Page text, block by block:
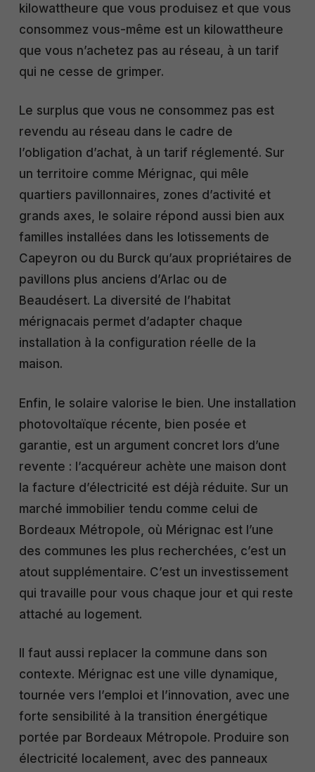
kilowattheure que vous produisez et que vous
consommez vous-même est un kilowattheure
que vous n’achetez pas au réseau, à un tarif
qui ne cesse de grimper.
Le surplus que vous ne consommez pas est
revendu au réseau dans le cadre de
l’obligation d’achat, à un tarif réglementé. Sur
un territoire comme Mérignac, qui mêle
quartiers pavillonnaires, zones d’activité et
grands axes, le solaire répond aussi bien aux
familles installées dans les lotissements de
Capeyron ou du Burck qu’aux propriétaires de
pavillons plus anciens d’Arlac ou de
Beaudésert. La diversité de l’habitat
mérignacais permet d’adapter chaque
installation à la configuration réelle de la
maison.
Enfin, le solaire valorise le bien. Une installation
photovoltaïque récente, bien posée et
garantie, est un argument concret lors d’une
revente : l’acquéreur achète une maison dont
la facture d’électricité est déjà réduite. Sur un
marché immobilier tendu comme celui de
Bordeaux Métropole, où Mérignac est l’une
des communes les plus recherchées, c’est un
atout supplémentaire. C’est un investissement
qui travaille pour vous chaque jour et qui reste
attaché au logement.
Il faut aussi replacer la commune dans son
contexte. Mérignac est une ville dynamique,
tournée vers l’emploi et l’innovation, avec une
forte sensibilité à la transition énergétique
portée par Bordeaux Métropole. Produire son
électricité localement, avec des panneaux